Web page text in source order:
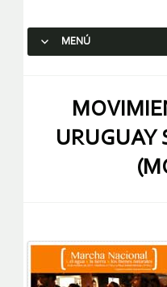
MENÚ
URUGUAY